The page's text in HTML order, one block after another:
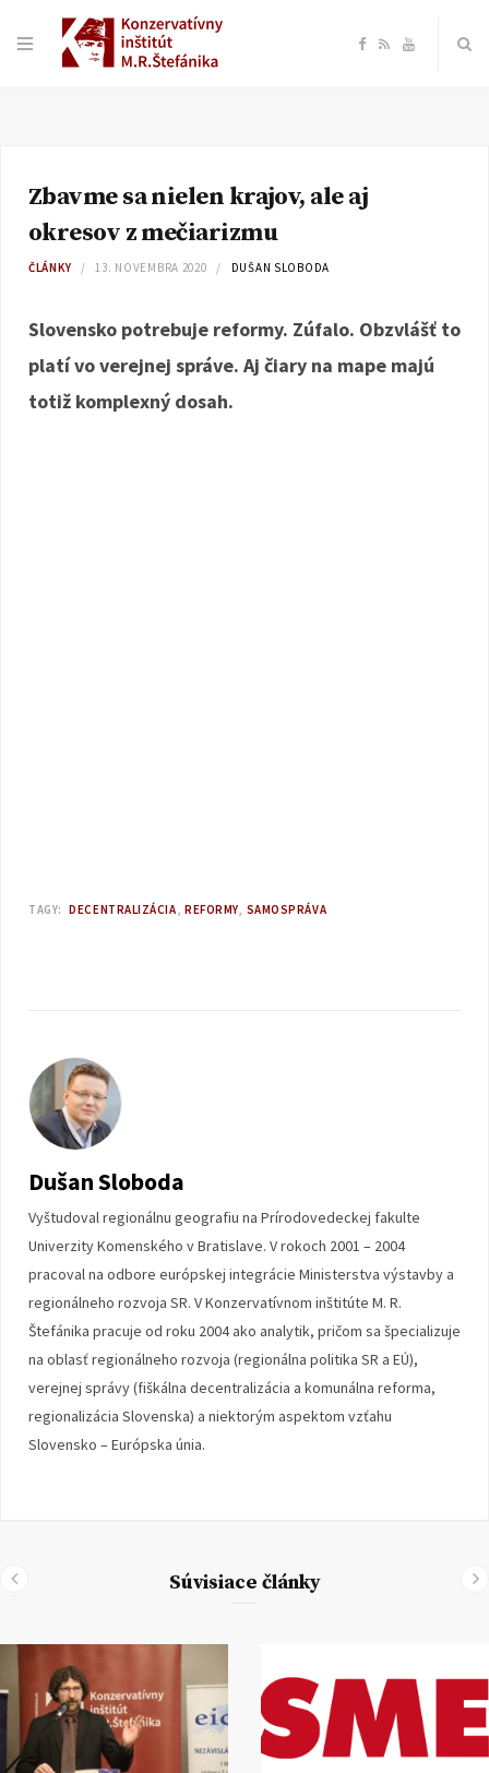
F
e
o
R Y
b
e
Zbavme sa nielen krajov, ale aj
okresov z mečiarizmu
ČLÁNKY 13. NOVEMBRA 2020 DUŠAN SLOBODA
Slovensko potrebuje reformy. Zúfalo. Obzvlášť to
platí vo verejnej správe. Aj čiary na mape majú
totiž komplexný dosah.
TAGY: DECENTRALIZÁCIA REFORMY SAMOSPRÁVA
Dušan Sloboda
Vyštudoval regionálnu geografiu na Prírodovedeckej fakulte
Univerzity Komenského v Bratislave. V rokoch 2001 – 2004
pracoval na odbore európskej integrácie Ministerstva výstavby a
regionálneho rozvoja SR. V Konzervatívnom inštitúte M. R.
Štefánika pracuje od roku 2004 ako analytik, pričom sa špecializuje
na oblasť regionálneho rozvoja (regionálna politika SR a EÚ),
verejnej správy (fiškálna decentralizácia a komunálna reforma,
regionalizácia Slovenska) a niektorým aspektom vzťahu
Slovensko – Európska únia.
Súvisiace články